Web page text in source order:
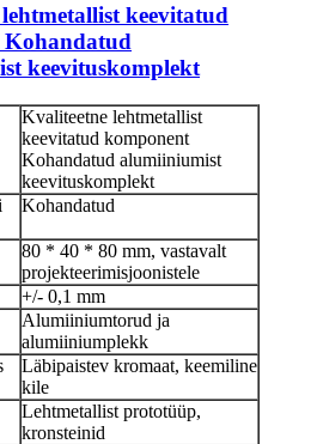
keevitatud
keevituskomplekt
Kvaliteetne lehtmetallist
keevitatud komponent
Kohandatud alumiiniumist
keevituskomplekt
Kohandatud
80 * 40 * 80 mm, vastavalt
projekteerimisjoonistele
+/- 0,1 mm
Alumiiniumtorud ja
alumiiniumplekk
Läbipaistev kromaat, keemiline
kile
Lehtmetallist prototüüp,
kronsteinid